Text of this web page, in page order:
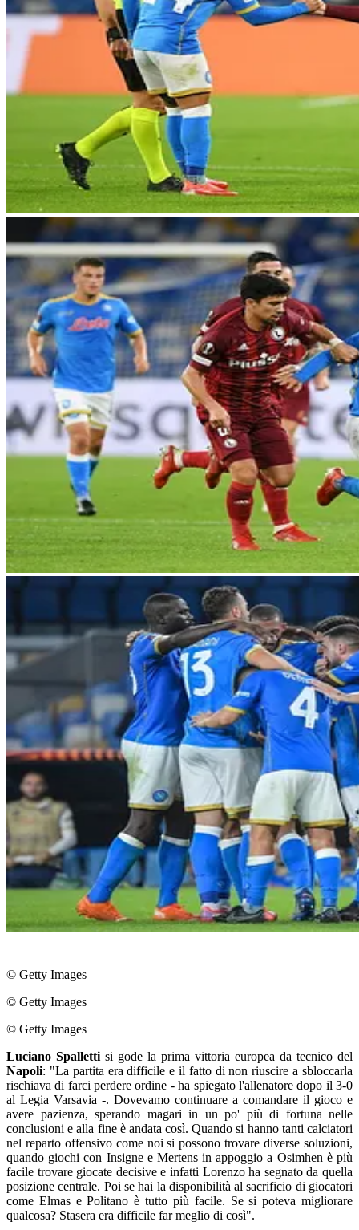
© Getty Images
© Getty Images
© Getty Images
Luciano Spalletti si gode la prima vittoria europea da tecnico del
Napoli: "La partita era difficile e il fatto di non riuscire a sbloccarla
rischiava di farci perdere ordine - ha spiegato l'allenatore dopo il 3-0
al Legia Varsavia -. Dovevamo continuare a comandare il gioco e
avere pazienza, sperando magari in un po' più di fortuna nelle
conclusioni e alla fine è andata così. Quando si hanno tanti calciatori
nel reparto offensivo come noi si possono trovare diverse soluzioni,
quando giochi con Insigne e Mertens in appoggio a Osimhen è più
facile trovare giocate decisive e infatti Lorenzo ha segnato da quella
posizione centrale. Poi se hai la disponibilità al sacrificio di giocatori
come Elmas e Politano è tutto più facile. Se si poteva migliorare
qualcosa? Stasera era difficile far meglio di così".